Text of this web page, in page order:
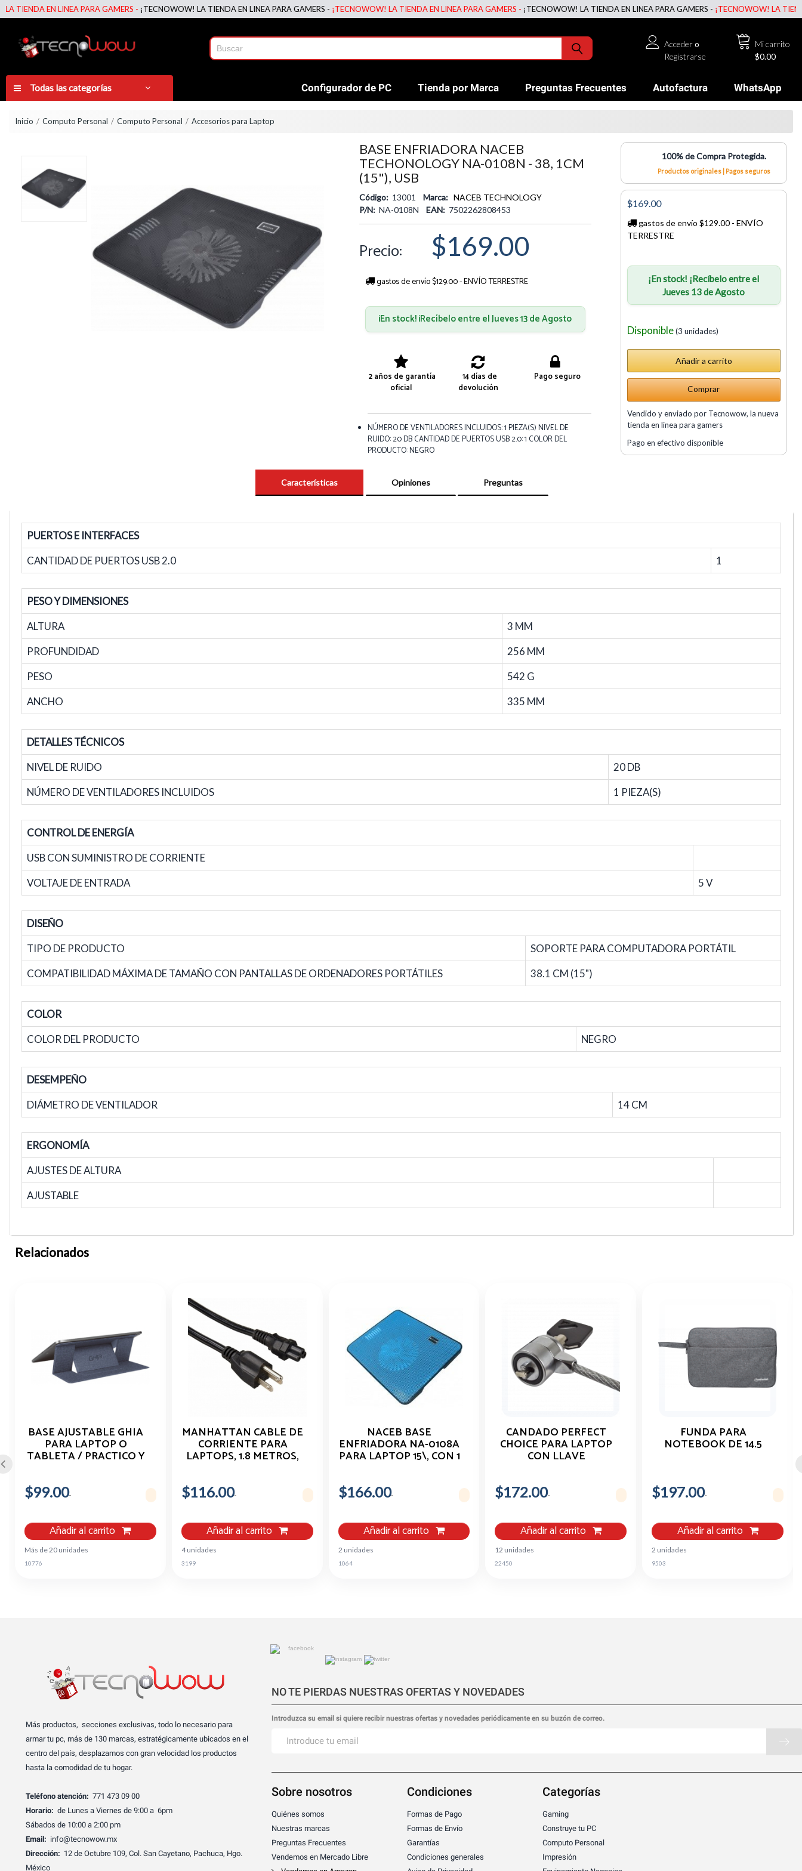
EN LINEA PARA GAMERS -¡TECNOWOW! LA TIENDA EN LINEA PARA GAMERS -¡TECNOWOW! LA TIENDA EN LINEA PARA GAMERS -¡TECNOWOW! LA TIENDA EN LINEA PARA GAMERS -¡TECNOWOW! LA TIENDA EN
Mi carrito
$0.00
Accedero
Registrarse
Todas las categorías Configurador de PC Tienda por Marca Preguntas Frecuentes Autofactura WhatsApp
Inicio Computo Personal Computo Personal Accesorios para Laptop
BASE ENFRIADORA NACEB
TECHONOLOGY NA-0108N - 38, 1CM
(15"), USB
Código: 13001 Marca: NACEB TECHNOLOGY
P/N: NA-0108N EAN: 7502262808453
Precio: $169.00
gastos de envío $129.00 - ENVÍO TERRESTRE
¡En stock! ¡Recíbelo entre el Jueves 13 de Agosto
2 años de garantía
oficial
14 días de
devolución
Pago seguro
NÚMERO DE VENTILADORES INCLUIDOS: 1 PIEZA(S) NIVEL DE
RUIDO: 20 DB CANTIDAD DE PUERTOS USB 2.0: 1 COLOR DEL
PRODUCTO: NEGRO
100% de Compra Protegida.
Productos originales | Pagos seguros
$169.00
gastos de envío $129.00 - ENVÍO
TERRESTRE
¡En stock! ¡Recíbelo entre el
Jueves 13 de Agosto
Disponible(3 unidades)
Comprar
Vendido y enviado por Tecnowow, la nueva
tienda en linea para gamers
Pago en efectivo disponible
Características Opiniones Preguntas
PUERTOS E INTERFACES
CANTIDAD DE PUERTOS USB 2.0
1
PESO Y DIMENSIONES
ALTURA
3 MM
PROFUNDIDAD
256 MM
PESO
542 G
ANCHO
335 MM
DETALLES TÉCNICOS
NIVEL DE RUIDO
20 DB
NÚMERO DE VENTILADORES INCLUIDOS
1 PIEZA(S)
CONTROL DE ENERGÍA
USB CON SUMINISTRO DE CORRIENTE
VOLTAJE DE ENTRADA
5 V
DISEÑO
TIPO DE PRODUCTO
SOPORTE PARA COMPUTADORA PORTÁTIL
COMPATIBILIDAD MÁXIMA DE TAMAÑO CON PANTALLAS DE ORDENADORES PORTÁTILES
38.1 CM (15")
COLOR
COLOR DEL PRODUCTO
NEGRO
DESEMPEÑO
DIÁMETRO DE VENTILADOR
14 CM
ERGONOMÍA
AJUSTES DE ALTURA
AJUSTABLE
Relacionados
BASE AJUSTABLE GHIA
PARA LAPTOP O
TABLETA / PRACTICO Y
$99.00
Añadir al carrito
Más de 20 unidades
10776
MANHATTAN CABLE DE
CORRIENTE PARA
LAPTOPS, 1.8 METROS,
$116.00
Añadir al carrito
4 unidades
3199
NACEB BASE
ENFRIADORA NA-0108A
PARA LAPTOP 15\, CON 1
$166.00
Añadir al carrito
2 unidades
1064
CANDADO PERFECT
CHOICE PARA LAPTOP
CON LLAVE
$172.00
Añadir al carrito
12 unidades
22450
FUNDA PARA
NOTEBOOK DE 14.5
$197.00
Añadir al carrito
2 unidades
9503
Más productos, secciones exclusivas, todo lo necesario para
armar tu pc, más de 130 marcas, estratégicamente ubicados en el
centro del país, desplazamos con gran velocidad los productos
hasta la comodidad de tu hogar.
Teléfono atención: 771 473 09 00
Horario: de Lunes a Viernes de 9:00 a 6pm
Sábados de 10:00 a 2:00 pm
Email: info@tecnowow.mx
Dirección: 12 de Octubre 109, Col. San Cayetano, Pachuca, Hgo.
México
NO TE PIERDAS NUESTRAS OFERTAS Y NOVEDADES
Introduzca su email si quiere recibir nuestras ofertas y novedades periódicamente en su buzón de correo.
Sobre nosotros
Quiénes somos
Nuestras marcas
Preguntas Frecuentes
Vendemos en Mercado Libre
Condiciones
Formas de Pago
Formas de Envío
Garantías
Condiciones generales
Categorías
Gaming
Construye tu PC
Computo Personal
Impresión